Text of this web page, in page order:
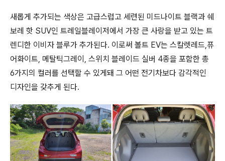
새롭게 추가되는 색상은 고급스럽고 세련된 미드나이트 블랙과 쉐
보레 핫 SUV인 트레일블레이저에서 가장 큰 사랑을 받고 있는 트
렌디한 이비자 블루가 추가된다. 이로써 볼트 EV는 스칼렛레드,퓨
어화이트, 메탈틱그레이, 스위치 블레이드 실버 4종을 포함한 총
6가지의 컬러를 선택할 수 있게돼 그 어떤 전기차보다 감각적인
디자인을 갖추게 된다.